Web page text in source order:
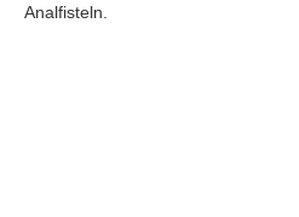
Analfisteln.